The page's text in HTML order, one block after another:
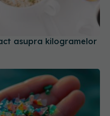
asupra kilogramelor